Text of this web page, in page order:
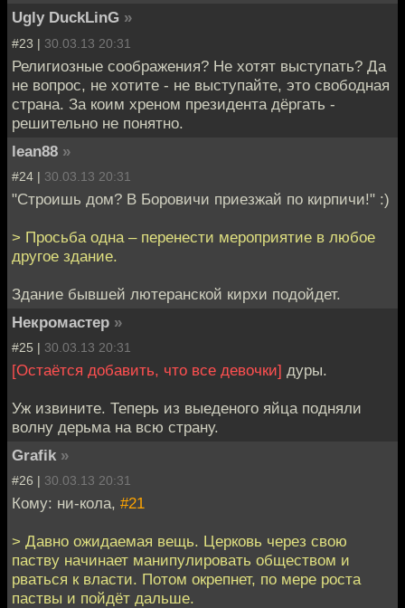
Ugly DuckLinG »
#23 | 30.03.13 20:31
Религиозные соображения? Не хотят выступать? Да
не вопрос, не хотите - не выступайте, это свободная
страна. За коим хреном президента дёргать -
решительно не понятно.
lean88 »
#24 | 30.03.13 20:31
"Строишь дом? В Боровичи приезжай по кирпичи!" :)
> Просьба одна – перенести мероприятие в любое
другое здание.
Здание бывшей лютеранской кирхи подойдет.
Некромастер »
#25 | 30.03.13 20:31
[Остаётся добавить, что все девочки] дуры.
Уж извините. Теперь из выеденого яйца подняли
волну дерьма на всю страну.
Grafik »
#26 | 30.03.13 20:31
Кому: ни-кола, #21
> Давно ожидаемая вещь. Церковь через свою
паству начинает манипулировать обществом и
рваться к власти. Потом окрепнет, по мере роста
паствы и пойдёт дальше.